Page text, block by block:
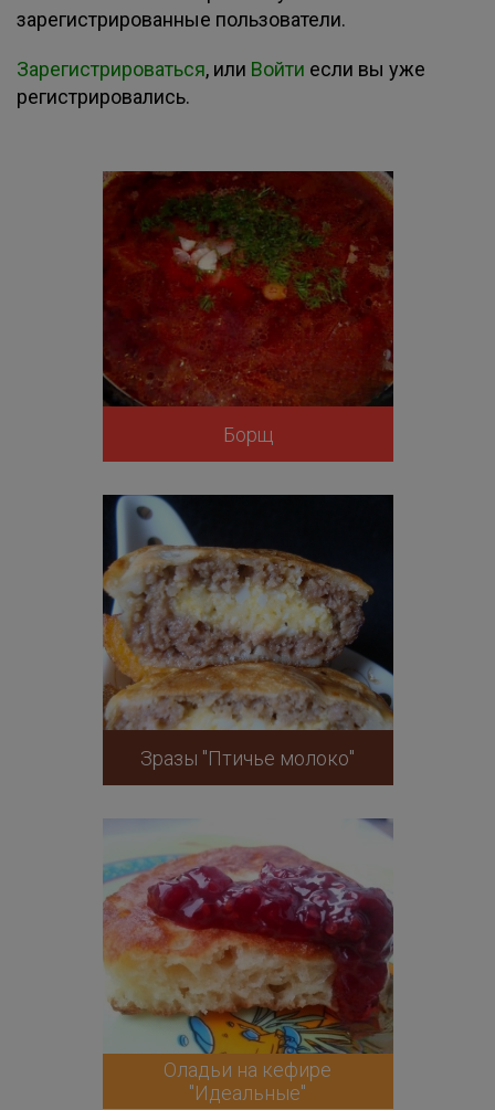
зарегистрированные пользователи.
Зарегистрироваться, или Войти если вы уже
регистрировались.
Борщ
Зразы "Птичье молоко"
Оладьи на кефире
"Идеальные"